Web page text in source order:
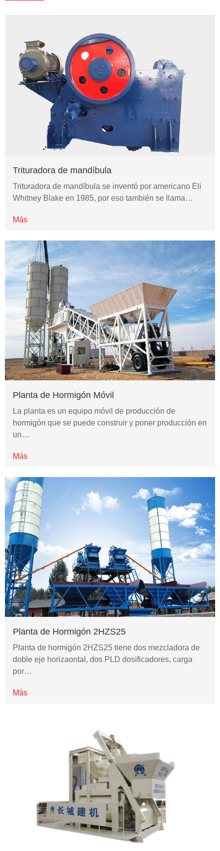
Trituradora de mandíbula
Trituradora de mandíbula se inventó por americano Eli
Whitney Blake en 1985, por eso también se llama…
Más
Planta de Hormigón Móvil
La planta es un equipo móvil de producción de
hormigón que se puede construir y poner producción en
un…
Más
Planta de Hormigón 2HZS25
Planta de hormigón 2HZS25 tiene dos mezcladora de
doble eje horizaontal, dos PLD dosificadores, carga
por…
Más